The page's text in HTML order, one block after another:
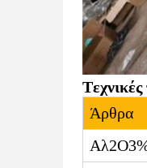
Άρθρα
Αλ2Ο3